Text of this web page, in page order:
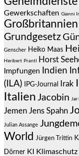
Gewerkschaften Gianni
Großbritannien
Grundgesetz
Genscher Heiko Maas
Heribert Prantl Horst
Impfungen Indien
(ILA)
IPG-Journal Irak
Italien Jacobin
Jemen Jens Spahn
Julian Assange
World Jürgen Trittin
Dörner KI Klimaschutz